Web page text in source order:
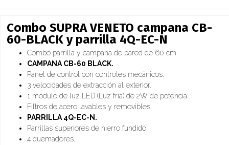
Combo SUPRA VENETO campana CB-
60-BLACK y parrilla 4Q-EC-N
Combo parrilla y campana de pared de 60 cm.
CAMPANA CB-60 BLACK.
Panel de control con controles mecánicos.
3 velocidades de extracción al exterior.
1 módulo de luz LED (Luz fría) de 2W de potencia.
Filtros de acero lavables y removibles.
PARRILLA 4Q-EC-N.
Parrillas superiores de hierro fundido.
4 quemadores.